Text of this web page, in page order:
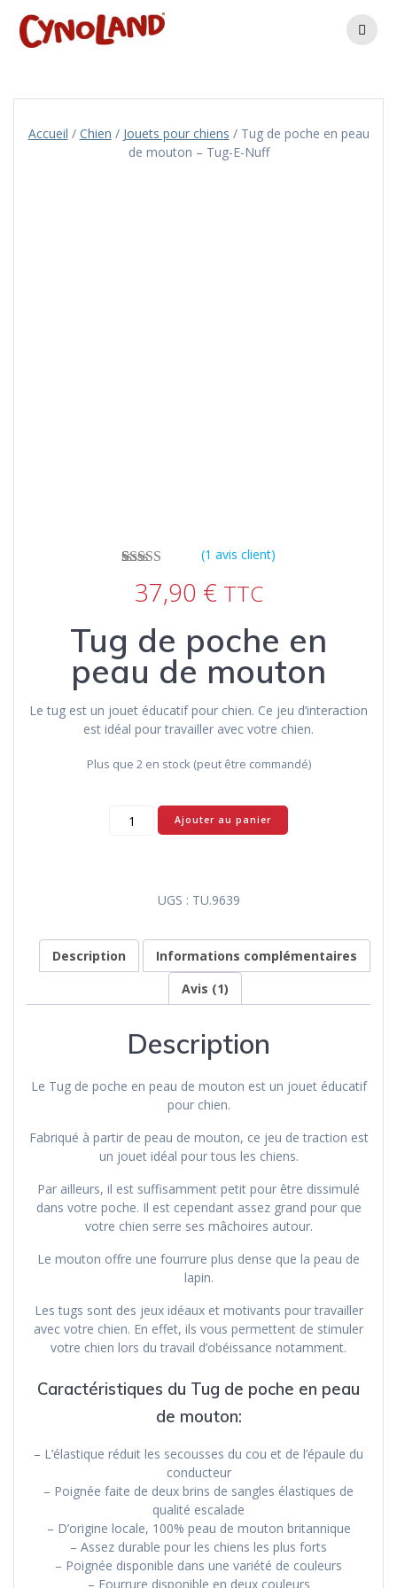
Accueil / Chien / Jouets pour chiens / Tug de poche en peau
de mouton – Tug-E-Nuff
5 basé sur
notation
(1 avis client)
37,90 € TTC
Tug de poche en
peau de mouton
Le tug est un jouet éducatif pour chien. Ce jeu d’interaction
est idéal pour travailler avec votre chien.
Plus que 2 en stock (peut être commandé)
quantité
de
de
mouton
Nuff
Ajouter au panier
UGS : TU.9639
Description
Informations complémentaires
Avis (1)
Description
Le Tug de poche en peau de mouton est un jouet éducatif
pour chien.
Fabriqué à partir de peau de mouton, ce jeu de traction est
un jouet idéal pour tous les chiens.
Par ailleurs, il est suffisamment petit pour être dissimulé
dans votre poche. Il est cependant assez grand pour que
votre chien serre ses mâchoires autour.
Le mouton offre une fourrure plus dense que la peau de
lapin.
Les tugs sont des jeux idéaux et motivants pour travailler
avec votre chien. En effet, ils vous permettent de stimuler
votre chien lors du travail d’obéissance notamment.
Caractéristiques du Tug de poche en peau
de mouton:
– L’élastique réduit les secousses du cou et de l’épaule du
conducteur
– Poignée faite de deux brins de sangles élastiques de
qualité escalade
– D’origine locale, 100% peau de mouton britannique
– Assez durable pour les chiens les plus forts
– Poignée disponible dans une variété de couleurs
– Fourrure disponible en deux couleurs